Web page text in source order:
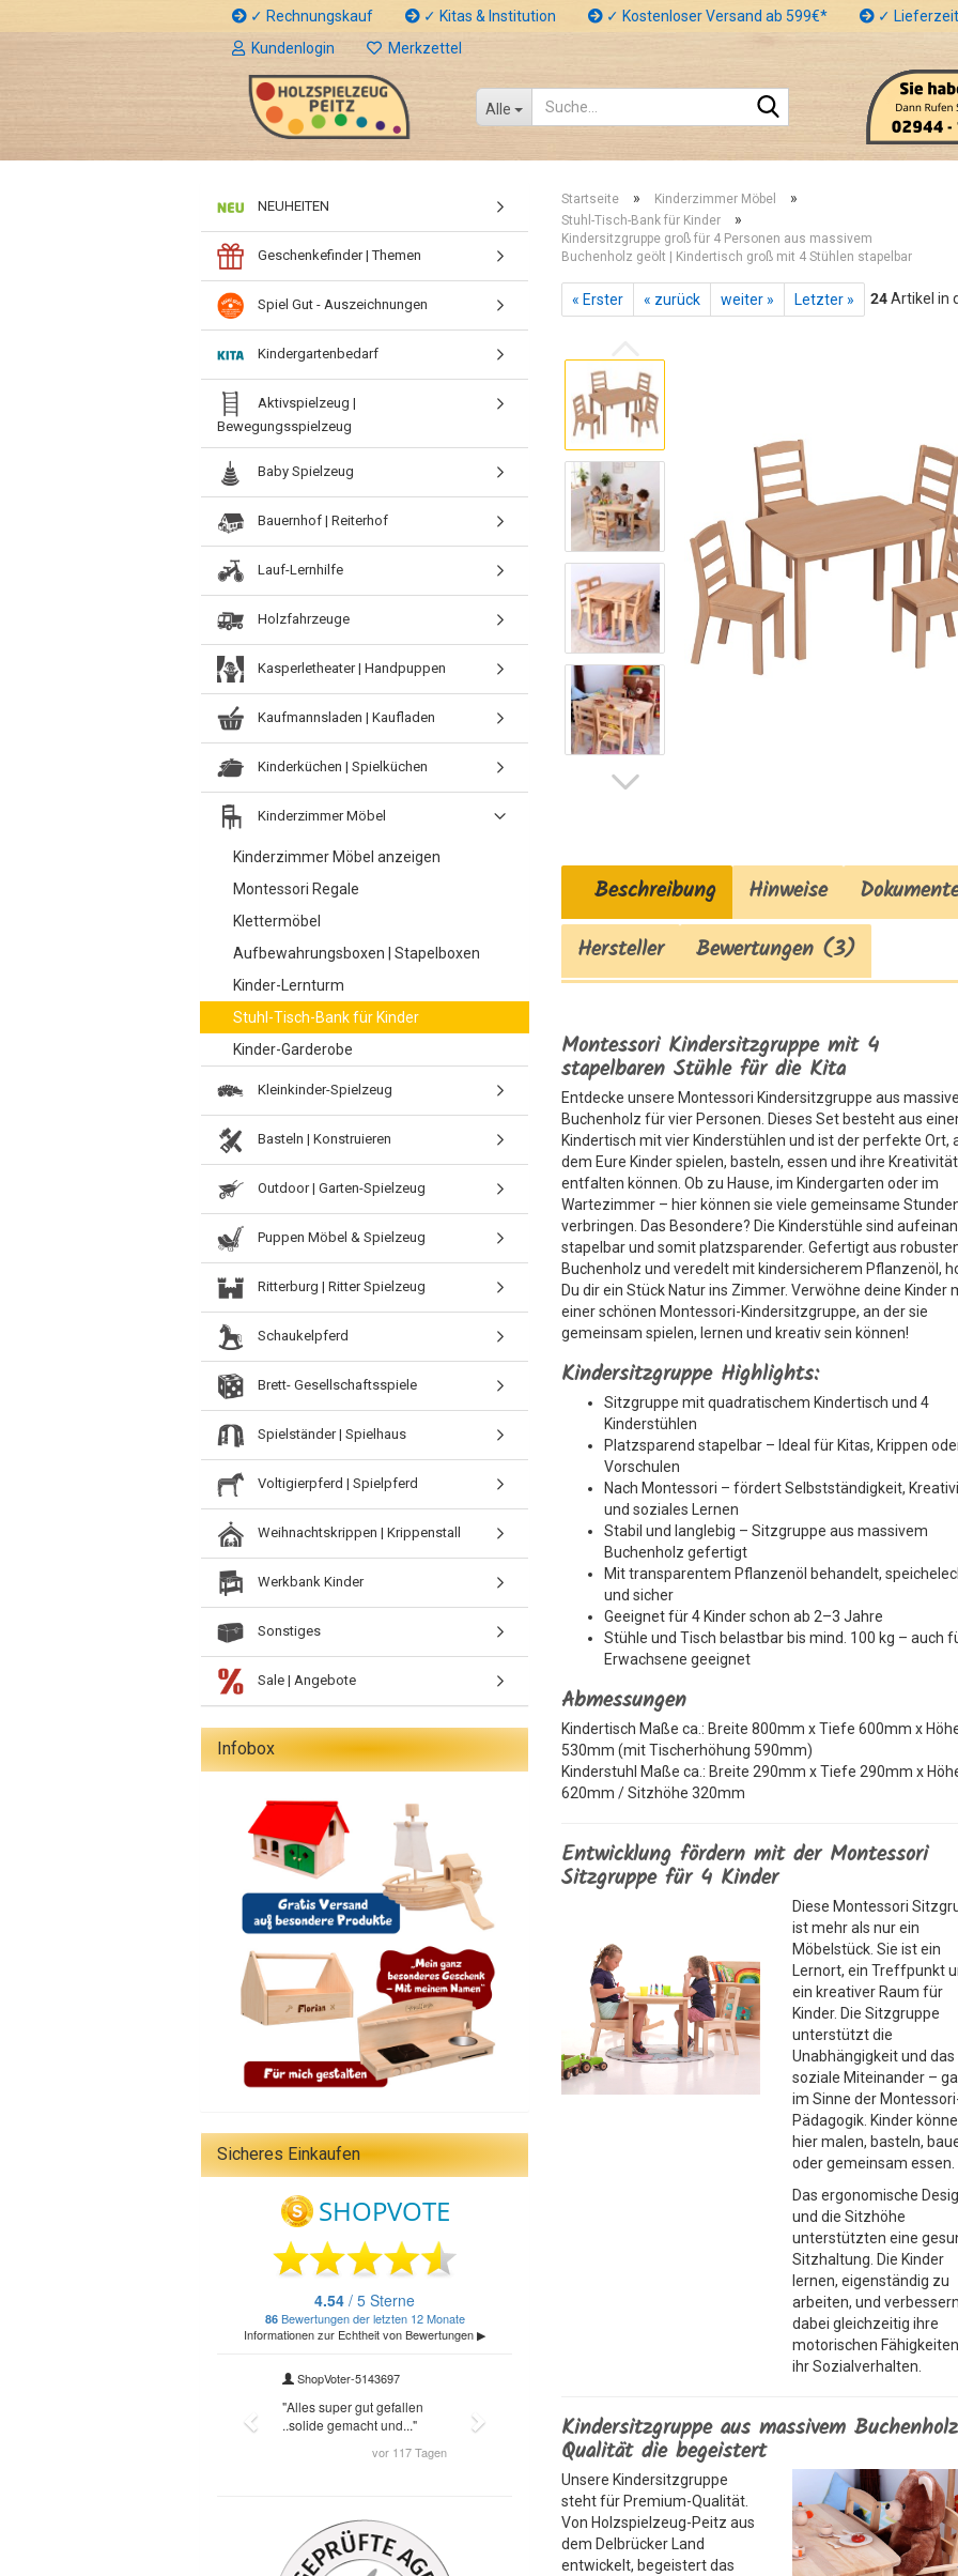
✓ Rechnungskauf ✓ Kitas & Institution ✓ Kostenloser Versand ab 599€*
✓
Kundenlogin
Merkzettel
Alle
Startseite » Kinderzimmer Möbel »
Stuhl-Tisch-Bank für Kinder »
Kindersitzgruppe groß für 4 Personen aus massivem
Buchenholz geölt | Kindertisch groß mit 4 Stühlen stapelbar
« Erster « zurück weiter » Letzter » 24Artikel in
Beschreibung Hinweise
Hersteller
Bewertungen (3)
Montessori Kindersitzgruppe mit 4
stapelbaren Stühle für die Kita
Entdecke unsere Montessori Kindersitzgruppe aus
Buchenholz für vier Personen. Dieses Set besteht aus
Kindertisch mit vier Kinderstühlen und ist der perfekte Ort,
dem Eure Kinder spielen, basteln, essen und ihre
entfalten können. Ob zu Hause, im Kindergarten oder im
Wartezimmer – hier können sie viele gemeinsame
verbringen. Das Besondere? Die Kinderstühle sind
stapelbar und somit platzsparender. Gefertigt aus
Buchenholz und veredelt mit kindersicherem Pflanzenöl,
Du dir ein Stück Natur ins Zimmer. Verwöhne deine Kinder
einer schönen Montessori-Kindersitzgruppe, an der sie
gemeinsam spielen, lernen und kreativ sein können!
Kindersitzgruppe Highlights:
Sitzgruppe mit quadratischem Kindertisch und 4
Kinderstühlen
Platzsparend stapelbar – Ideal für Kitas, Krippen
Vorschulen
Nach Montessori – fördert Selbstständigkeit,
und soziales Lernen
Stabil und langlebig – Sitzgruppe aus massivem
Buchenholz gefertigt
Mit transparentem Pflanzenöl behandelt,
und sicher
Geeignet für 4 Kinder schon ab 2–3 Jahre
Stühle und Tisch belastbar bis mind. 100 kg – auch
Erwachsene geeignet
Abmessungen
Kindertisch Maße ca.: Breite 800mm x Tiefe 600mm x
530mm (mit Tischerhöhung 590mm)
Kinderstuhl Maße ca.: Breite 290mm x Tiefe 290mm x
620mm / Sitzhöhe 320mm
Entwicklung fördern mit der Montessori
Sitzgruppe für 4 Kinder
Diese Montessori
ist mehr als nur ein
Möbelstück. Sie ist ein
Lernort, ein Treffpunkt
ein kreativer Raum für
Kinder. Die Sitzgruppe
unterstützt die
Unabhängigkeit und das
soziale Miteinander –
im Sinne der
Pädagogik. Kinder
hier malen, basteln,
oder gemeinsam essen.
Das ergonomische
und die Sitzhöhe
unterstützten eine
Sitzhaltung. Die Kinder
lernen, eigenständig zu
arbeiten, und
dabei gleichzeitig ihre
motorischen
ihr Sozialverhalten.
Kindersitzgruppe aus massivem
Qualität die begeistert
Unsere Kindersitzgruppe
steht für Premium-Qualität.
Von Holzspielzeug-Peitz aus
dem Delbrücker Land
entwickelt, begeistert das
NEUHEITEN
Geschenkefinder | Themen
Spiel Gut - Auszeichnungen
Kindergartenbedarf
Aktivspielzeug |
Bewegungsspielzeug
Baby Spielzeug
Bauernhof | Reiterhof
Lauf-Lernhilfe
Holzfahrzeuge
Kasperletheater | Handpuppen
Kaufmannsladen | Kaufladen
Kinderküchen | Spielküchen
Kinderzimmer Möbel
Kinderzimmer Möbel anzeigen
Montessori Regale
Klettermöbel
Aufbewahrungsboxen | Stapelboxen
Kinder-Lernturm
Stuhl-Tisch-Bank für Kinder
Kinder-Garderobe
Kleinkinder-Spielzeug
Basteln | Konstruieren
Outdoor | Garten-Spielzeug
Puppen Möbel & Spielzeug
Ritterburg | Ritter Spielzeug
Schaukelpferd
Brett- Gesellschaftsspiele
Spielständer | Spielhaus
Voltigierpferd | Spielpferd
Weihnachtskrippen | Krippenstall
Werkbank Kinder
Sonstiges
Sale | Angebote
Infobox
Sicheres Einkaufen